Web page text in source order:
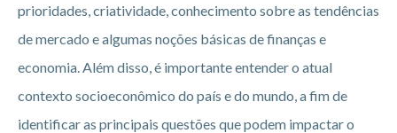
prioridades, criatividade, conhecimento sobre as tendências
de mercado e algumas noções básicas de finanças e
economia. Além disso, é importante entender o atual
contexto socioeconômico do país e do mundo, a fim de
identificar as principais questões que podem impactar o